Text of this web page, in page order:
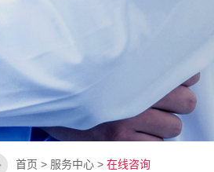
首页 > 服务中心 >在线咨询